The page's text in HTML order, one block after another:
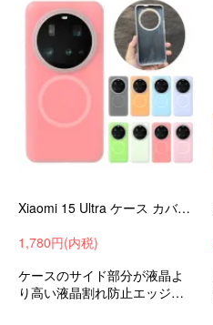
Xiaomi 15 Ultra ケース カバー 耐衝撃 TPU ソフトケース Qi充電 ワイヤレス充電 対応 可愛い お洒落 かわいい シンプル 保護ケース 小米 シャオミ
1,780円(内税)
ケースのサイド部分が液晶よ
り高い液晶割れ防止エッジを